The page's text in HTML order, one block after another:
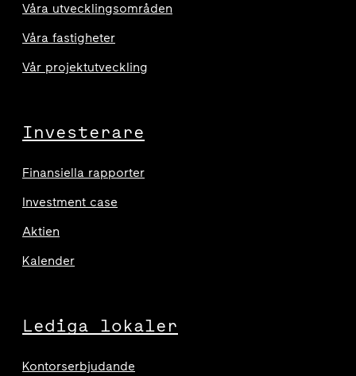
Våra utvecklingsområden
Våra fastigheter
Vår projektutveckling
Investerare
Finansiella rapporter
Investment case
Aktien
Kalender
Lediga lokaler
Kontorserbjudande